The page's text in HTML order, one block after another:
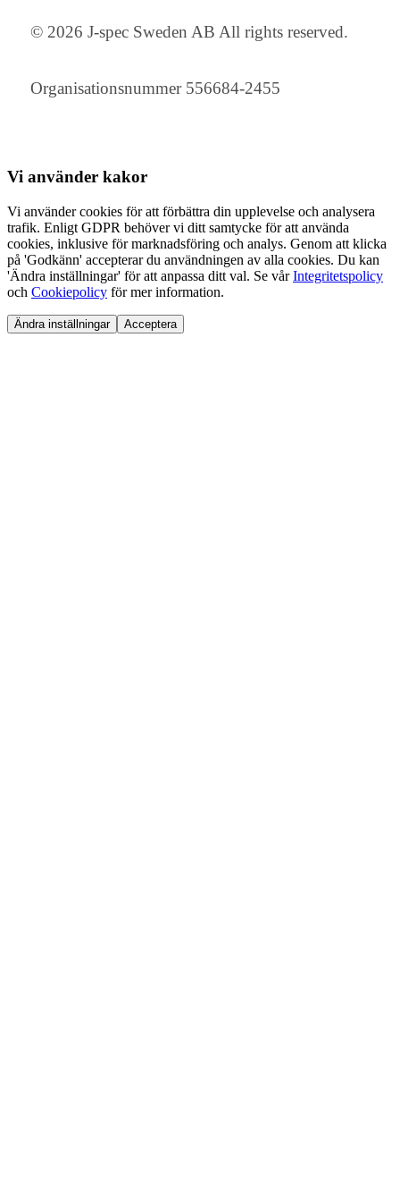
© 2026 J-spec Sweden AB All rights reserved.
Organisationsnummer 556684-2455
Vi använder kakor
Vi använder cookies för att förbättra din upplevelse och analysera
trafik. Enligt GDPR behöver vi ditt samtycke för att använda
cookies, inklusive för marknadsföring och analys. Genom att klicka
på 'Godkänn' accepterar du användningen av alla cookies. Du kan
'Ändra inställningar' för att anpassa ditt val. Se vårIntegritetspolicy
och Cookiepolicy för mer information.
Ändra inställningar Acceptera